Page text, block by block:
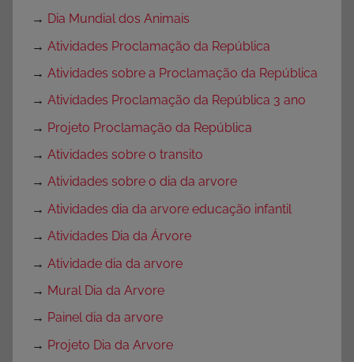
→ Dia Mundial dos Animais
→ Atividades Proclamação da República
→ Atividades sobre a Proclamação da República
→ Atividades Proclamação da República 3 ano
→ Projeto Proclamação da República
→ Atividades sobre o transito
→ Atividades sobre o dia da arvore
→ Atividades dia da arvore educação infantil
→ Atividades Dia da Árvore
→ Atividade dia da arvore
→ Mural Dia da Arvore
→ Painel dia da arvore
→ Projeto Dia da Arvore